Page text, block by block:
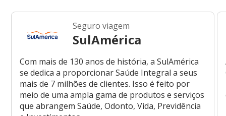
Seguro viagem
SulAmérica
Com mais de 130 anos de história, a SulAmérica
se dedica a proporcionar Saúde Integral a seus
mais de 7 milhões de clientes. Isso é feito por
meio de uma ampla gama de produtos e serviços
que abrangem Saúde, Odonto, Vida, Previdência